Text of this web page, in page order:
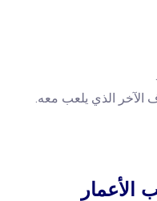
الآخر الذي يلعب معه.
الأعمار